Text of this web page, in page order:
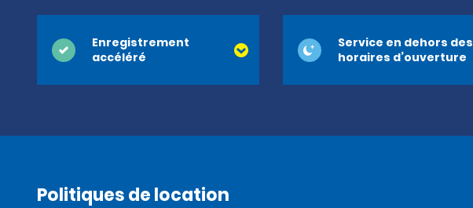
Enregistrement
accéléré
Service en dehors des
horaires d’ouverture
Politiques de location